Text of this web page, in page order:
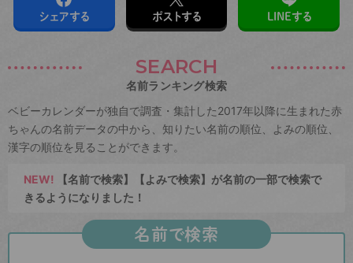
シェアする ポストする LINEする
SEARCH
名前ランキング検索
ベビーカレンダーが独自で調査・集計した2017年以降に生まれた赤
ちゃんの名前データの中から、知りたい名前の順位、よみの順位、
漢字の順位を見ることができます。
NEW! 【名前で検索】【よみで検索】が名前の一部で検索で
きるようになりました！
名前で検索